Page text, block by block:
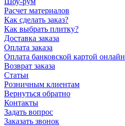
Расчет материалов
Как сделать заказ?
Как выбрать плитку?
Доставка заказа
Оплата заказа
Оплата банковской картой онлайн
Возврат заказа
Статьи
Розничным клиентам
Вернуться обратно
Контакты
Задать вопрос
Заказать звонок